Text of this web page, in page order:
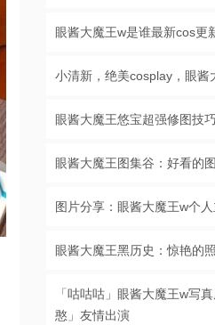
眼酱大魔王w是谁最新cos更
小清新，绝美cosplay，眼酱
眼酱大魔王悠宝超强修图技
眼酱大魔王图集谷：好看的
图片分享：眼酱大魔王w个
眼酱大魔王黑历史：惊艳的
「咕咕咕」眼酱大魔王w写
憨」友情出演